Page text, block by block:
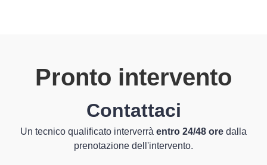
Pronto intervento
Contattaci
Un tecnico qualificato interverrà entro 24/48 ore dalla
prenotazione dell'intervento.